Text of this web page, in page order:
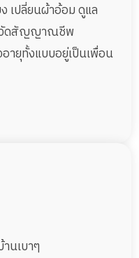
เปลี่ยนผ้าอ้อม ดูแล
วัดสัญญาณชีพ
ายุทั้งแบบอยู่เป็นเพื่อน
นเบาๆ